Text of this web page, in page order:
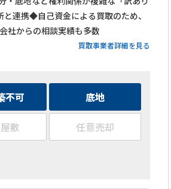
連携◆自己資金による買取のため、
社からの相談実績も多数
買取事業者詳細を見る
不可 底地
敷 任意売却